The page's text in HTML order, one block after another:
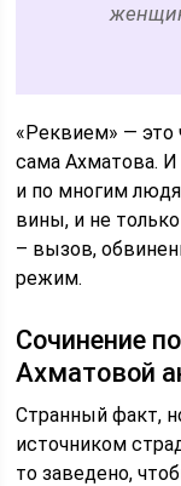
«Реквием» — это
сама Ахматова.
и по многим
вины, и не
– вызов,
режим.
Сочинение
Ахматовой
Странный факт,
источником
то заведено,